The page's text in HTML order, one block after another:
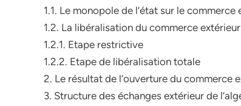
1.1. Le monopole de l’état sur le commerce
1.2. La libéralisation du commerce extérieur
1.2.1. Etape restrictive
1.2.2. Etape de libéralisation totale
2. Le résultat de l’ouverture du commerce
3. Structure des échanges extérieur de